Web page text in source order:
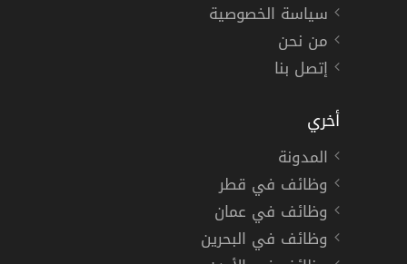
سياسة الخصوصية
من نحن
إتصل بنا
أخري
المدونة
وظائف في قطر
وظائف في عمان
وظائف في البحرين